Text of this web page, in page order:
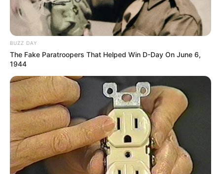
Tampil Lebih Modern, 7 Potret
Hasil Renovasi Rumah Berusia
90 Tahun
BUZZ DAY
The Fake Paratroopers That Helped Win D-Day On June 6,
1944